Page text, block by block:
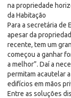
na propriedade
da Habitação
Para a secretária de
apesar da
recente, tem um
começou a ganhar
a melhor”. Daí a
permitam acautelar
edifícios em mãos
Entre as soluções